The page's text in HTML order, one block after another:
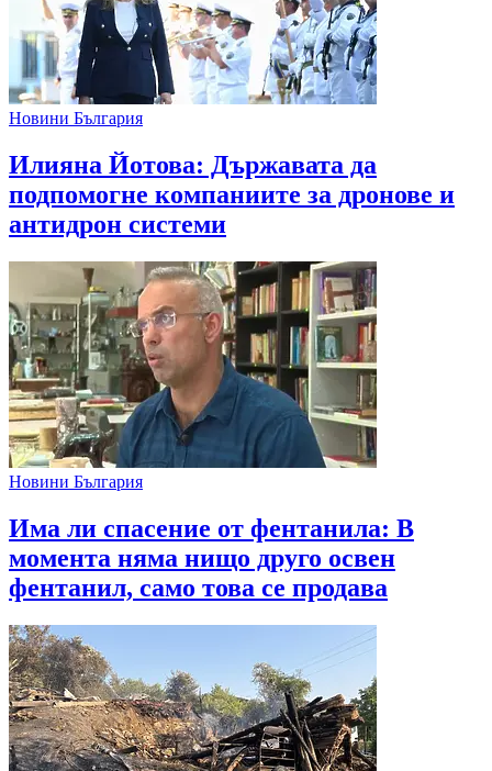
Новини България
Илияна Йотова: Държавата да
подпомогне компаниите за дронове и
антидрон системи
Новини България
Има ли спасение от фентанила: В
момента няма нищо друго освен
фентанил, само това се продава